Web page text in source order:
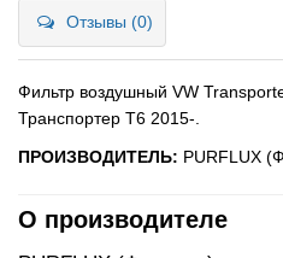
Отзывы (0)
Фильтр воздушный VW
Транспортер Т6 2015-.
ПРОИЗВОДИТЕЛЬ: PURFLUX
О производителе